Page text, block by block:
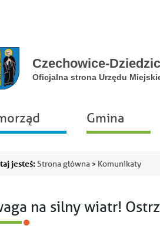
Gmina
jesteś: Strona główna Komunikaty
na silny wiatr!